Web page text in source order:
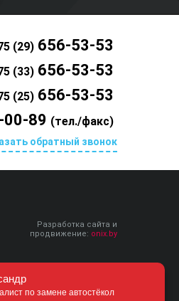
(29)656-53-53
(33)656-53-53
(25)656-53-53
89 (тел./факс)
обратный звонок
Разработка сайта и
продвижение: onix.by
по замене автостёкол